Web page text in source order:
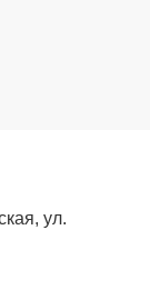
ул.